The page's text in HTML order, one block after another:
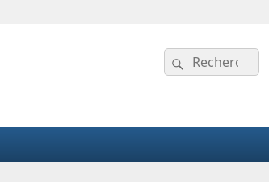
Recherche :
Rechercher